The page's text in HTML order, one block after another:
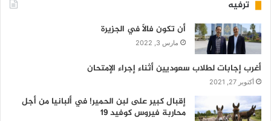
ترفيه
أن تكون فالاً في الجزيرة
مارس 3, 2022
أغرب إجابات لطلاب سعوديين أثناء إجراء الإمتحان
أكتوبر 27, 2021
إقبال كبير على لبن الحمير! في ألبانيا من أجل
محاربة فيروس كوفيد 19